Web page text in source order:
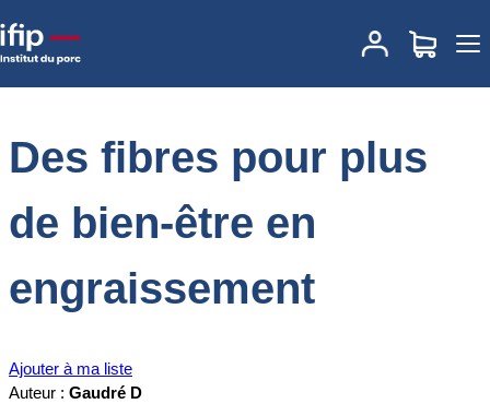
Accueil
Des fibres pour plus de bien-être en
engraissement
Des fibres pour plus
de bien-être en
engraissement
Ajouter à ma liste
Auteur : Gaudré D